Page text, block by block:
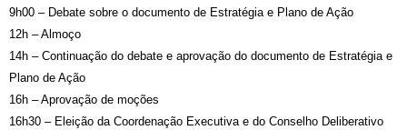
9h00 – Debate sobre o documento de Estratégia e Plano de Ação
12h – Almoço
14h – Continuação do debate e aprovação do documento de Estratégia e
Plano de Ação
16h – Aprovação de moções
16h30 – Eleição da Coordenação Executiva e do Conselho Deliberativo